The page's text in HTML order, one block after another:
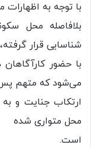
با توجه به اظهارات
بلافاصله محل
شناسایی قرار
با حضور
می‌شود که متهم
ارتکاب جنایت و
محل متواری شده
است.